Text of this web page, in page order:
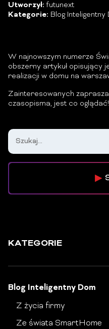
Utworzył: futunext
Kategorie: Blog Inteligentny
W najnowszym numerze
obszerny artykuł opisujący
realizacji w domu na
Zainteresowanych
czasopisma, jest co oglądać!
KATEGORIE
Blog Inteligentny Dom
Z życia firmy
Ze świata SmartHome